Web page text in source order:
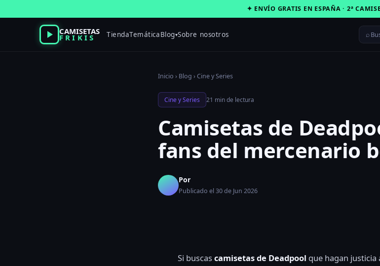
al
✦ ENVÍO GRATIS EN ESPAÑA · 2ª
CAMISETAS
FRIKIS TiendaTemáticaBlog▾Sobre nosotros ⌕
Inicio › Blog ›Cine y Series
Cine y Series 21 min de lectura
Camisetas de
fans del mercenario
Por
Publicado el 30 de Jun 2026
Si buscas camisetas de Deadpool que hagan justicia